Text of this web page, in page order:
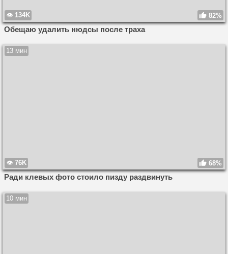
134K 82%
Обещаю удалить нюдсы после траха
13 мин
76K 68%
Ради клевых фото стоило пизду раздвинуть
10 мин